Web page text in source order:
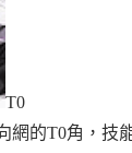
T0
網的T0角，技